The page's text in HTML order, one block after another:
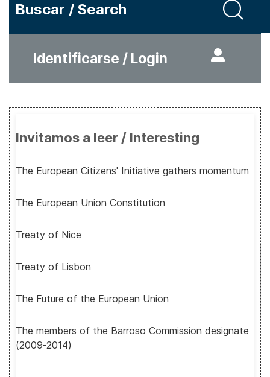
Buscar / Search
Identificarse / Login
Invitamos a leer / Interesting
The European Citizens' Initiative gathers momentum
The European Union Constitution
Treaty of Nice
Treaty of Lisbon
The Future of the European Union
The members of the Barroso Commission designate
(2009-2014)